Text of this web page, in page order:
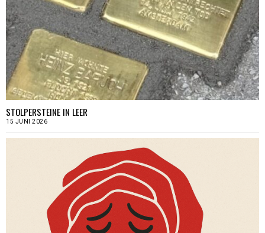
STOLPERSTEINE IN LEER
15 JUNI 2026